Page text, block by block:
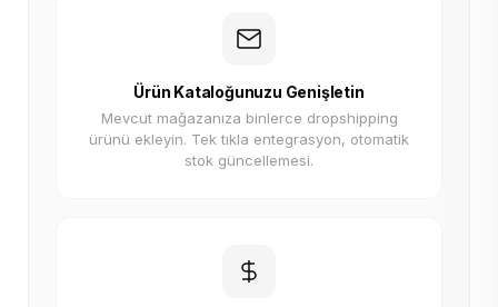
Ürün Kataloğunuzu Genişletin
Mevcut mağazanıza binlerce dropshipping
ürünü ekleyin. Tek tıkla entegrasyon, otomatik
stok güncellemesi.